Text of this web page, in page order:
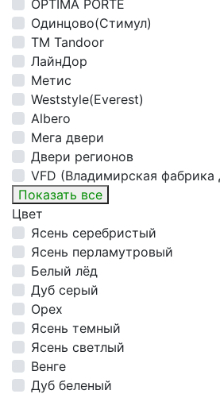
OPTIMA PORTE
Одинцово(Стимул)
ТМ Tandoor
ЛайнДор
Метис
Weststyle(Everest)
Albero
Мега двери
Двери регионов
VFD (Владимирская фабрика
Показать все
Цвет
Ясень серебристый
Ясень перламутровый
Белый лёд
Дуб серый
Орех
Ясень темный
Ясень светлый
Венге
Дуб беленый